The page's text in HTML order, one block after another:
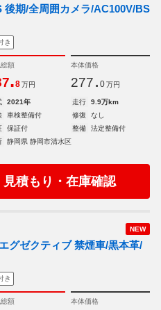
後期/全周囲カメラ/AC100V/BS
き
額
.8 万円
本体価格
277. 0 万円
2021年 走行
9.9万km
車検整備付 修復
なし
保証付 整備
法定整備付
静岡県 静岡市清水区
見積もり・在庫確認
NEW
グゼクティブ 禁煙車/黒本革/
き
額 本体価格